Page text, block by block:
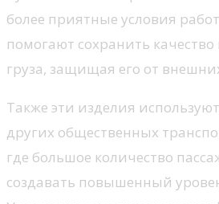
более приятные условия
помогают сохранить
груза, защищая его от
Также эти изделия
других общественных
где большое количество
создавать повышенный